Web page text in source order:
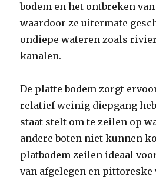
bodem en het ontbreken
waardoor ze uitermate
ondiepe wateren zoals
kanalen.
De platte bodem zorgt
relatief weinig diepgang
staat stelt om te zeilen op
andere boten niet kunnen
platbodem zeilen ideaal
van afgelegen en pittoreske